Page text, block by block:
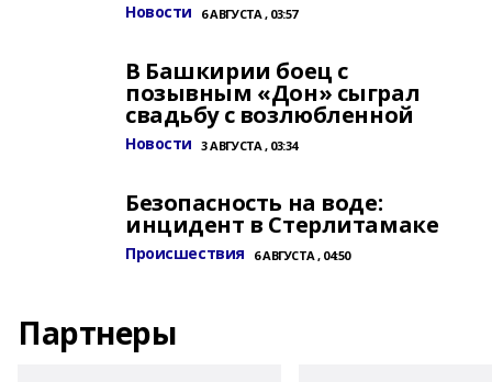
Новости 6 АВГУСТА , 03:57
В Башкирии боец с
позывным «Дон» сыграл
свадьбу с возлюбленной
Новости 3 АВГУСТА , 03:34
Безопасность на воде:
инцидент в Стерлитамаке
Происшествия 6 АВГУСТА , 04:50
Партнеры